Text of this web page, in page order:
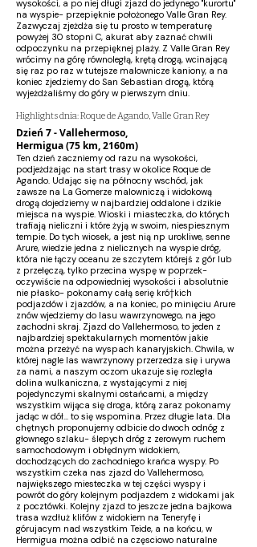
wysokości, a po niej długi zjazd do jedynego "kurortu"
na wyspie- przepięknie położonego Valle Gran Rey.
Zazwyczaj zjeżdża się tu prosto w temperaturę
powyżej 30 stopni C, akurat aby zaznać chwili
odpoczynku na przepięknej plaży. Z Valle Gran Rey
wrócimy na górę równoległą, krętą drogą, wcinającą
się raz po raz w tutejsze malownicze kaniony, a na
koniec zjedziemy do San Sebastian drogą, którą
wyjeżdżaliśmy do góry w pierwszym dniu.
Highlights dnia: Roque de Agando, Valle Gran Rey
Dzień 7 - Vallehermoso,
Hermigua (75 km, 2160m)
Ten dzień zaczniemy od razu na wysokości,
podjeżdżając na start trasy w okolice Roque de
Agando. Udając się na północny wschód, jak
zawsze na La Gomerze malowniczą i widokową
drogą dojedziemy w najbardziej oddalone i dzikie
miejsca na wyspie. Wioski i miasteczka, do których
trafiają nieliczni i które żyją w swoim, niespiesznym
tempie. Do tych wiosek, a jest nią np urokliwe, senne
Arure, wiedzie jedna z nielicznych na wyspie dróg,
która nie łączy oceanu ze szczytem którejś z gór lub
z przełęczą, tylko przecina wyspę w poprzek-
oczywiście na odpowiedniej wysokości i absolutnie
nie płasko- pokonamy całą serię kró†kich
podjazdów i zjazdów, a na koniec, po minięciu Arure
znów wjedziemy do lasu wawrzynowego, na jego
zachodni skraj. Zjazd do Vallehermoso, to jeden z
najbardziej spektakularnych momentów jakie
można przeżyć na wyspach kanaryjskich. Chwila, w
której nagle las wawrzynowy przerzedza się i urywa
za nami, a naszym oczom ukazuje się rozległa
dolina wulkaniczna, z wystającymi z niej
pojedynczymi skalnymi ostańcami, a między
wszystkim wijąca się droga, którą zaraz pokonamy
jadąc w dół... to się wspomina. Przez długie lata. Dla
chętnych proponujemy odbicie do dwoch odnóg z
głownego szlaku- ślepych dróg z zerowym ruchem
samochodowym i obłędnym widokiem,
dochodzących do zachodniego krańca wyspy. Po
wszystkim czeka nas zjazd do Vallehermoso,
największego miesteczka w tej części wyspy i
powrót do góry kolejnym podjazdem z widokami jak
z pocztówki. Kolejny zjazd to jeszcze jedna bajkowa
trasa wzdłuż klifów z widokiem na Teneryfę i
górujacym nad wszystkim Teide, a na końcu, w
Hermigua można odbić na częsciowo naturalne